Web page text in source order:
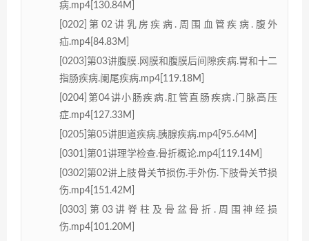
病.mp4[130.84M]
[0202]第02讲乳房疾病.周围血管疾病.腹外
疝.mp4[84.83M]
[0203]第03讲腹膜.网膜和腹膜后间隙疾病.胃和十二
指肠疾病.阑尾疾病.mp4[119.18M]
[0204]第04讲小肠疾病.肛管直肠疾病.门脉高压
症.mp4[127.33M]
[0205]第05讲胆道疾病.胰腺疾病.mp4[95.64M]
[0301]第01讲理学检查.骨折概论.mp4[119.14M]
[0302]第02讲上肢骨关节损伤.手外伤.下肢骨关节损
伤.mp4[151.42M]
[0303]第03讲脊柱及骨盆骨折.周围神经损
伤.mp4[101.20M]